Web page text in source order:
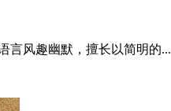
言风趣幽默，擅长以简明的...